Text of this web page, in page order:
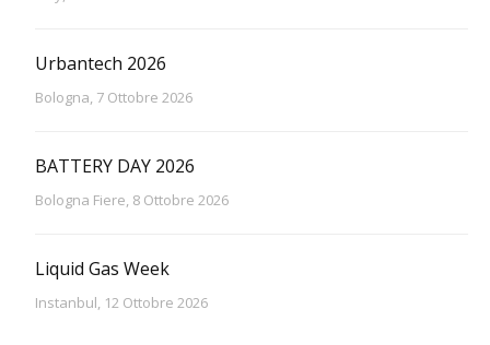
Urbantech 2026
Bologna, 7 Ottobre 2026
BATTERY DAY 2026
Bologna Fiere, 8 Ottobre 2026
Liquid Gas Week
Instanbul, 12 Ottobre 2026